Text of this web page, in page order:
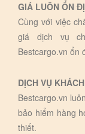
GIÁ LUÔN ỔN
Cùng với việc
giá dịch vụ
Bestcargo.vn ổn
DỊCH VỤ
Bestcargo.vn
bảo hiểm hàng
thiết.